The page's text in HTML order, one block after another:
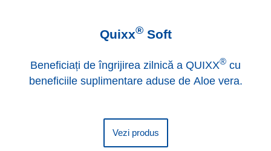
Quixx®Soft
Beneficiați de îngrijirea zilnică a QUIXX® cu
beneficiile suplimentare aduse de Aloe vera.
Vezi produs